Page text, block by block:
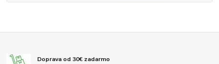
Doprava od 30€ zadarmo